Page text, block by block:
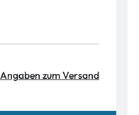
Angaben zum Versand